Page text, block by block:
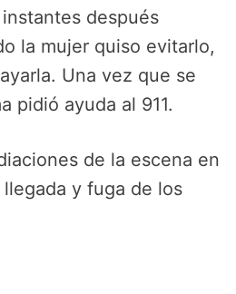
después
la mujer quiso evitarlo,
Una vez que se
pidió ayuda al 911.
de la escena en
y fuga de los